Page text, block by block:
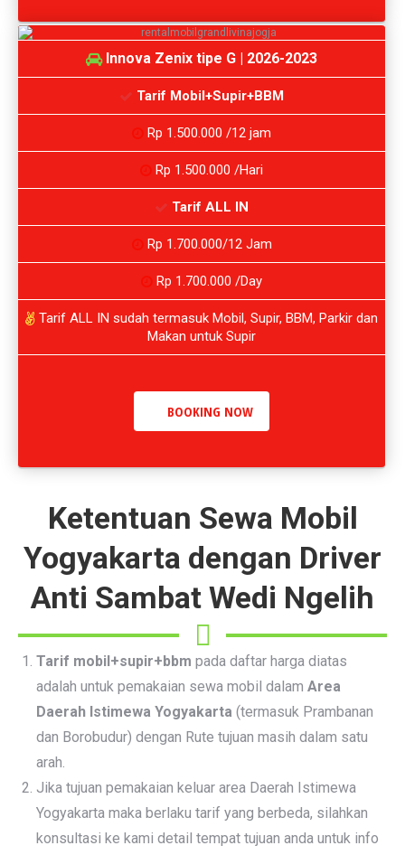
Innova Zenix tipe G | 2026-2023
Tarif Mobil+Supir+BBM
Rp 1.500.000 /12 jam
Rp 1.500.000 /Hari
Tarif ALL IN
Rp 1.700.000/12 Jam
Rp 1.700.000 /Day
Tarif ALL IN sudah termasuk Mobil, Supir, BBM, Parkir dan
Makan untuk Supir
BOOKING NOW
Ketentuan Sewa Mobil
Yogyakarta dengan Driver
Anti Sambat Wedi Ngelih
Tarif mobil+supir+bbm pada daftar harga diatas
adalah untuk pemakaian sewa mobil dalam Area
Daerah Istimewa Yogyakarta (termasuk Prambanan
dan Borobudur) dengan Rute tujuan masih dalam satu
arah.
Jika tujuan pemakaian keluar area Daerah Istimewa
Yogyakarta maka berlaku tarif yang berbeda, silahkan
konsultasi ke kami detail tempat tujuan anda untuk info